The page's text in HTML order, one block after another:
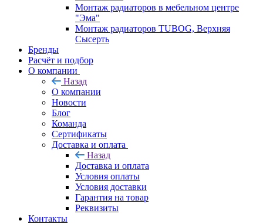
Монтаж радиаторов в мебельном центре
"Эма"
Монтаж радиаторов TUBOG, Верхняя
Сысерть
Бренды
Расчёт и подбор
О компании
Назад
О компании
Новости
Блог
Команда
Сертификаты
Доставка и оплата
Назад
Доставка и оплата
Условия оплаты
Условия доставки
Гарантия на товар
Реквизиты
Контакты